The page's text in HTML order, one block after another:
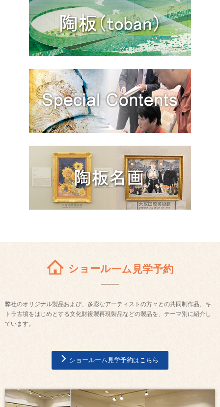
ショールーム見学予約
弊社のオリジナル製品および、多彩なアーティストの方々との共同制作品、キ
トラ古墳をはじめとする文化財複製再現製品などの製品を、テーマ別に紹介し
ています。
ショールーム見学予約はこちら